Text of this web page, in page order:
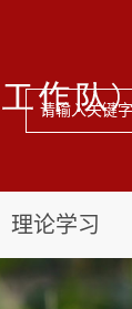
理论学习